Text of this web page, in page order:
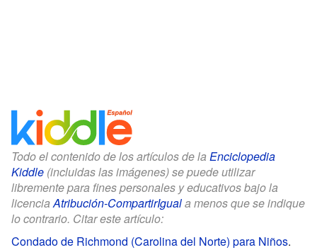
Todo el contenido de los artículos de la Enciclopedia
Kiddle (incluidas las imágenes) se puede utilizar
libremente para fines personales y educativos bajo la
licenciaAtribución-CompartirIguala menos que se indique
lo contrario. Citar este artículo:
Condado de Richmond (Carolina del Norte) para Niños.